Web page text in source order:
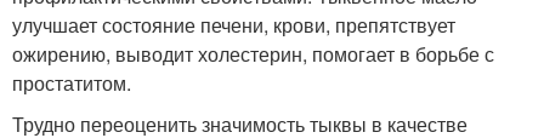
улучшает состояние печени, крови, препятствует
ожирению, выводит холестерин, помогает в борьбе с
простатитом.
Трудно переоценить значимость тыквы в качестве